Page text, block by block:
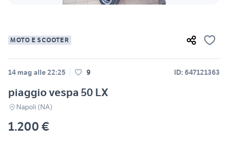
MOTO E SCOOTER
14 mag alle 22:25 9 ID: 647121363
piaggio vespa 50 LX
Napoli (NA)
1.200 €